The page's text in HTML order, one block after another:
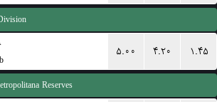
۵.۰۰ ۴.۲۰ ۱.۴۵
Reserves